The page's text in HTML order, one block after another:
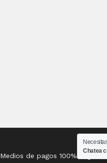
Medios de pagos 100% seguros
Chatea